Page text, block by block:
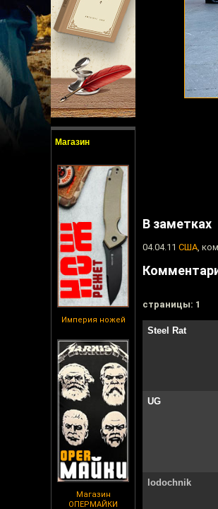
Магазин
Империя ножей
Магазин
ОПЕРМАЙКИ
В заметках
04.04.11 США,
cтраницы: 1
Steel Rat
UG
lodochnik